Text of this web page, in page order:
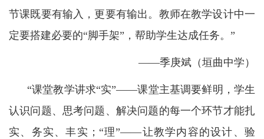
节课既要有输入，更要有输出。教师在教学设计中一
定要搭建必要的“脚手架”，帮助学生达成任务。”
——季庚斌（垣曲中学）
“课堂教学讲求“实”——课堂主基调要鲜明，学生
认识问题、思考问题、解决问题的每一个环节才能扎
实、务实、丰实；“理”——让教学内容的设计、验